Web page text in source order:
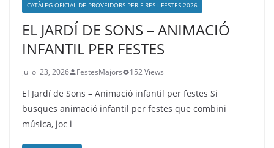
CATÀLEG OFICIAL DE PROVEÏDORS PER FIRES I FESTES 2026
EL JARDÍ DE SONS – ANIMACIÓ
INFANTIL PER FESTES
juliol 23, 2026 FestesMajors 152 Views
El Jardí de Sons – Animació infantil per festes Si
busques animació infantil per festes que combini
música, joc i